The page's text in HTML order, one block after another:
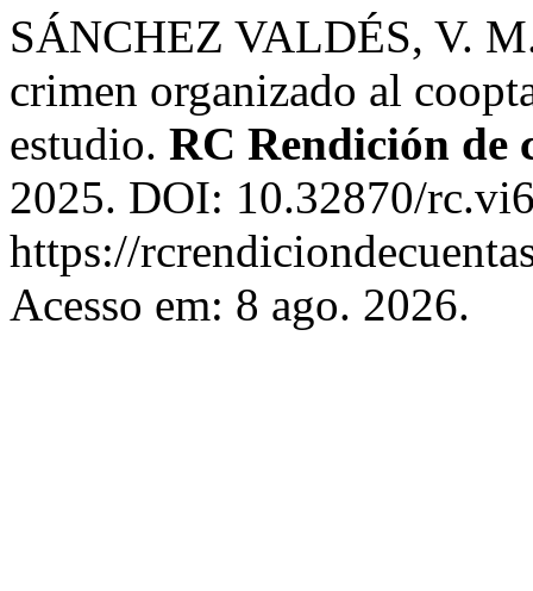
SÁNCHEZ VALDÉS, V.
crimen organizado al
estudio. RC Rendición de
2025. DOI: 10.32870/
https://
Acesso em: 8 ago. 2026.